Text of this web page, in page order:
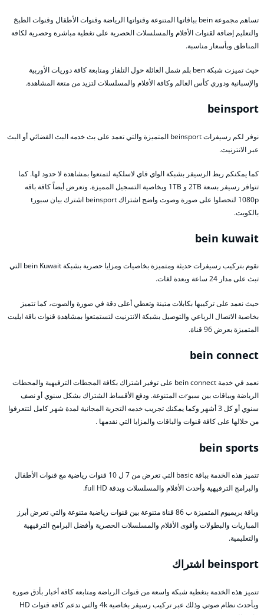
تساهم مجموعة bein بباقاتها المتنوعة وقنواتها الرياضة وقنوات الأطفال وقنوات الطبخ
والتعليم إضافة لقنوات الأفلام والمسلسلات الحصرية على تغطية مباشرة وحصرية لكافة
المناطق وبأسعار مناسبة.
حيث تميزت شبكة ben بلم شمل العائلة حول التلفاز ومتابعة كافة دوريات الأوربية
والإسبانية ودوري كأس العالم وكافة الأفلام والمسلسلات لتزيد من متعة المشاهدة.
beinsport
نوفر لكم رسيفرات beinsport المتميزة والتي تعمد على بث خدمه البث الفضائي أو البث
عبر الانترنيت.
كما يمكنكم ربط الرسيفر بشبكة الواي فاي لاسلكية لتمتعوا بمشاهدة لا حدود لها. كما
تتوافر رسيفر بسعة 2TB و 1TB وبخاصية التسجيل المميزة. وتعرض أيضاً كافة باقه
1080p لتحصلوا على صورة وصوت واضح اشتراك beinsport اشترك بيان سبورt
بالكويت.
bein kuwait
نقوم بتركيب رسيفرات حديثة ومتميزة بخاصيات ومزايا حصرية بشبكة bein Kuwait التي
تبث على مدار 24 ساعة وبعدة لغات.
حيث نعمد على تركيبها بكابلات متينة وتعطي أعلى دقة في صورة والصوت، كما تتميز
بخاصية الاتصال الرباعي والتوصيل بشبكة الانترنيت لتستمتعوا بمشاهدة قنوات باقة ايليت
المتميزة بعرض 96 قناة.
bein connect
نعمد في خدمة bein connect على توفير اشتراك بكافة المجطات الترفيهية والمحطات
الرياضة وبباقات بين سبوrت المتنوعة. ودفع الأقساط الشتراك بشكل سنوي أو نصف
سنوي أو كل 3 أشهر وكما يمكنك تجريب خدمه التجربة المجانية لمدة شهر كامل لتتعرفوا
من خلالها على كافة قنوات والباقات والمزايا التي نقدمها .
bein sports
تتميز هذه الخدمة بباقة basic التي تعرض من 7 ل 10 قنوات رياضية مع قنوات الأطفال
والبرامج الترفيهية وأحدث الأفلام والمسلسلات وبدقة full HD.
وباقة بريميوم المتميزة ب 86 قناة متنوعة بين قنوات رياضية متنوعة والتي تعرض أبرز
المباريات والبطولات وأقوى الأفلام والمسلسلات الحصرية وأفضل البرامج الترفيهية
والتعليمية.
beinsport اشتراك
تتميز هذه الخدمة بتغطية شبكة واسعة من قنوات الرياضة ومتابعة كافة أخبار بأدق صورة
وبأحدث نظام صوتي وذلك عبر تركيب رسيفر بخاصية 4k والتي تدعم كافة قنوات HD